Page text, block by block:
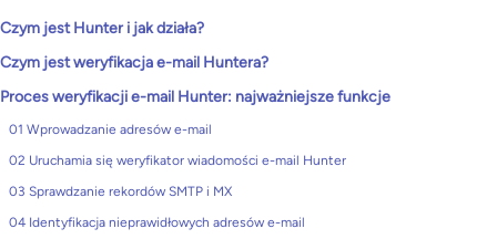
Czym jest Hunter i jak działa?
Czym jest weryfikacja e-mail Huntera?
Proces weryfikacji e-mail Hunter: najważniejsze funkcje
01 Wprowadzanie adresów e-mail
02 Uruchamia się weryfikator wiadomości e-mail Hunter
03 Sprawdzanie rekordów SMTP i MX
04 Identyfikacja nieprawidłowych adresów e-mail